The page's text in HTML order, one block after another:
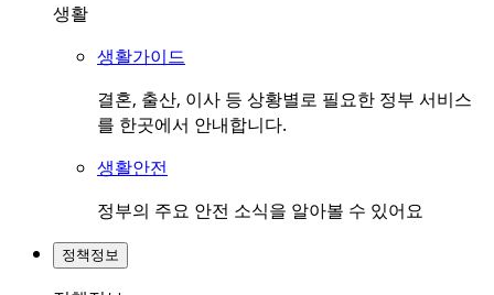
생활
생활가이드
결혼, 출산, 이사 등 상황별로 필요한 정부 서비스
를 한곳에서 안내합니다.
생활안전
정부의 주요 안전 소식을 알아볼 수 있어요
정책정보